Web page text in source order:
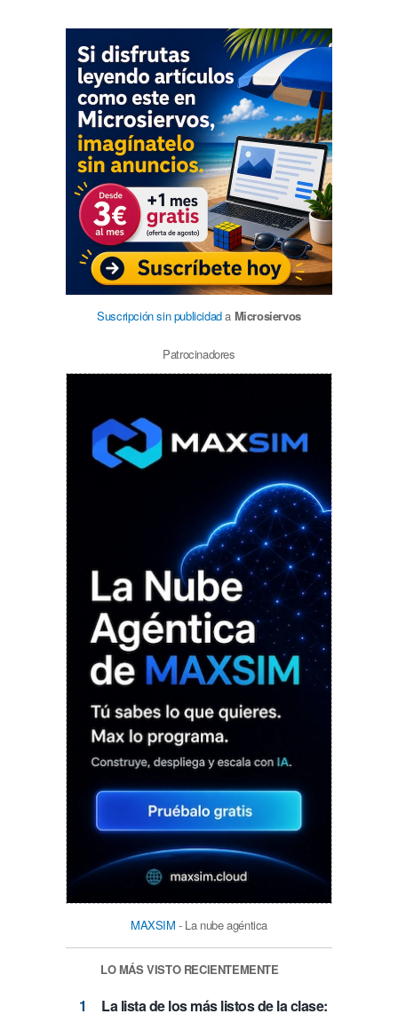
Suscripción sin publicidada Microsiervos
Patrocinadores
MAXSIM - La nube agéntica
LO MÁS VISTO RECIENTEMENTE
La lista de los más listos de la clase: